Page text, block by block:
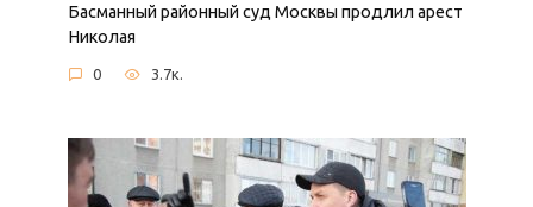
Басманный районный суд Москвы продлил арест
Николая
0 3.7к.